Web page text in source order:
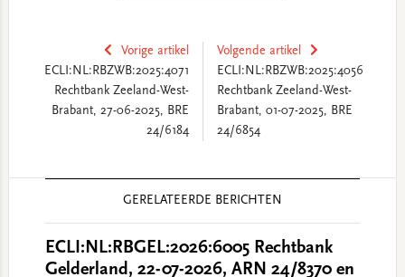
Vorige artikel
ECLI:NL:RBZWB:2025:4071
Rechtbank Zeeland-West-
Brabant, 27-06-2025, BRE
24/6184
Volgende artikel
ECLI:NL:RBZWB:2025:4056
Rechtbank Zeeland-West-
Brabant, 01-07-2025, BRE
24/6854
GERELATEERDE BERICHTEN
ECLI:NL:RBGEL:2026:6005 Rechtbank
Gelderland, 22-07-2026, ARN 24/8370 en